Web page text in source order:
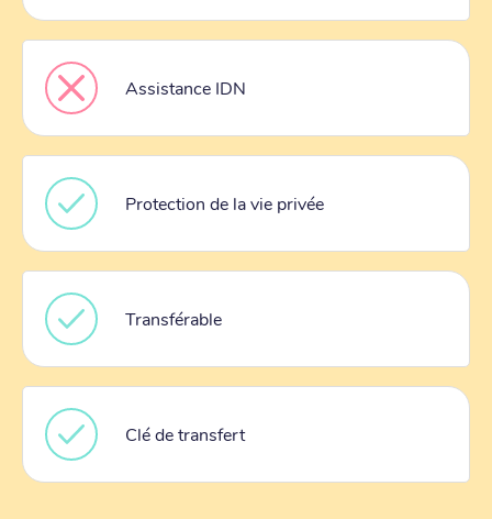
Assistance IDN
Protection de la vie privée
Transférable
Clé de transfert